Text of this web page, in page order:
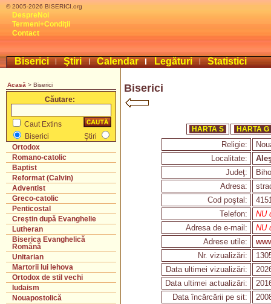
© 2005-2026 BISERICI.org
DespreNoi
Termeni+Condiţii
Contact
Biserici Ştiri Calendar Legături Statistici
Acasă > Biserici
Căutare:
Caut Extins
Biserici
Ştiri
Ortodox
Romano-catolic
Baptist
Reformat (Calvin)
Adventist
Greco-catolic
Penticostal
Creştin după Evanghelie
Lutheran
Biserica Evanghelică
Română
Unitarian
Martorii lui Iehova
Ortodox de stil vechi
Iudaism
Nouapostolică
Biserici
HARTA S HARTA G
Religie:
Localitate:
Judeţ:
Adresa:
Cod poştal:
Telefon:
NU
Adresa de e-mail:
NU
Adrese utile:
Nr. vizualizări:
Data ultimei vizualizări:
Data ultimei actualizări:
Data încărcării pe sit: